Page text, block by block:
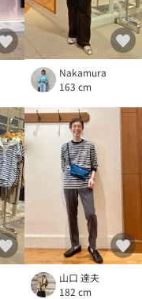
Nakamura
163 cm
山口 達夫
182 cm